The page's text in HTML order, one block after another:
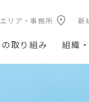
リア・事務所 新
取り組み 組織